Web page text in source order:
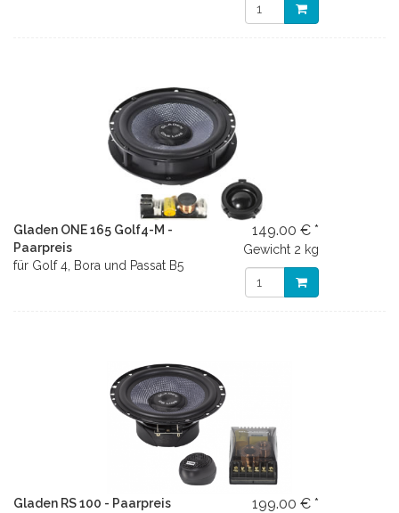
Gladen ONE 165 Golf4-M -
Paarpreis
für Golf 4, Bora und Passat B5
149.00 € *
Gewicht 2 kg
Gladen RS 100 - Paarpreis
199.00 € *